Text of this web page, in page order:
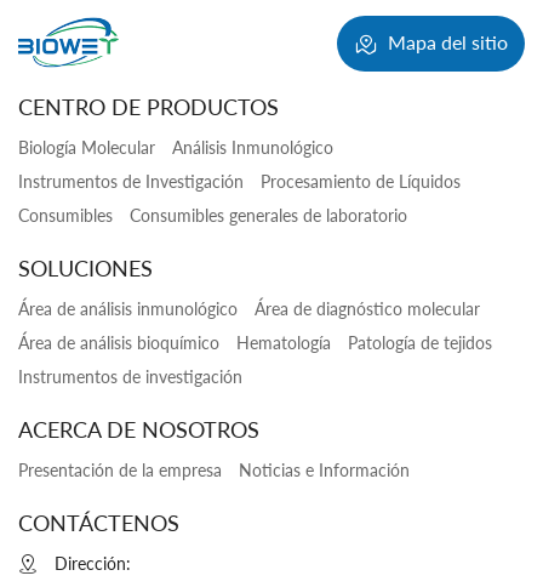
Mapa del sitio
CENTRO DE PRODUCTOS
Biología Molecular
Análisis Inmunológico
Instrumentos de Investigación
Procesamiento de Líquidos
Consumibles
Consumibles generales de laboratorio
SOLUCIONES
Área de análisis inmunológico
Área de diagnóstico molecular
Área de análisis bioquímico
Hematología
Patología de tejidos
Instrumentos de investigación
ACERCA DE NOSOTROS
Presentación de la empresa Noticias e Información
CONTÁCTENOS
Dirección: